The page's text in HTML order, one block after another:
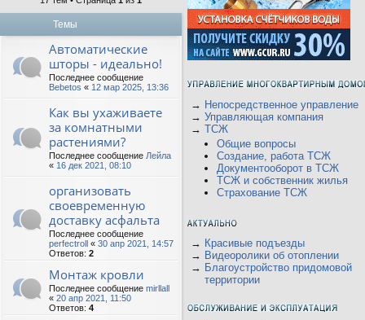
Темы
Автоматические
шторы - идеально!
Последнее сообщение
Bebetos « 12 мар 2025, 13:36
Как вы ухаживаете
за комнатными
растениями?
Последнее сообщение Лейла
« 16 дек 2021, 08:10
организовать
своевременную
доставку асфальта
Последнее сообщение
perfectroll « 30 апр 2021, 14:57
Ответов: 2
Монтаж кровли
Последнее сообщение mirllall
« 20 апр 2021, 11:50
Ответов: 4
→ Непосредственное управление
→ Управляющая компания
→ ТСЖ
Общие вопросы
Создание, работа ТСЖ
Документооборот в ТСЖ
ТСЖ и собственник жилья
Страхование ТСЖ
→ Красивые подъезды
→ Видеоролики об отоплении
→ Благоустройство придомовой
территории